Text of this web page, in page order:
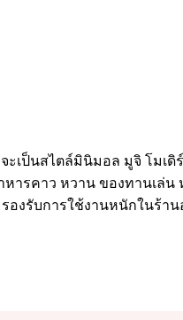
ะเป็นสไตล์มินิมอล มูจิ โมเ
ารคาว หวาน ของทานเล่น
องรับการใช้งานหนักในร้าน